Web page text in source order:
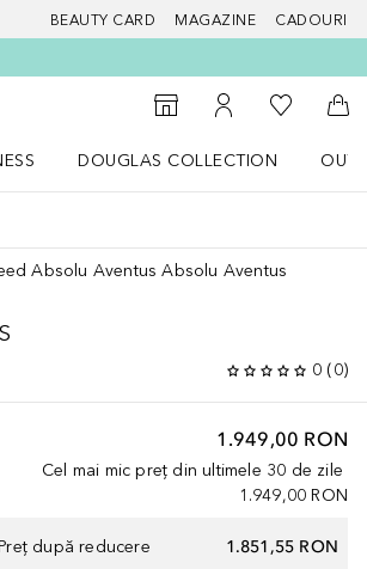
BEAUTY CARD MAGAZINE CADOURI
Către Găsire magazin
Către Contul meu
Către
DOUGLAS COLLECTION
Absolu Aventus Absolu Aventus
0 (0)
1.949,00 RON
Cel mai mic preț din ultimele 30 de zile
1.949,00 RON
Preț după reducere 1.851,55 RON